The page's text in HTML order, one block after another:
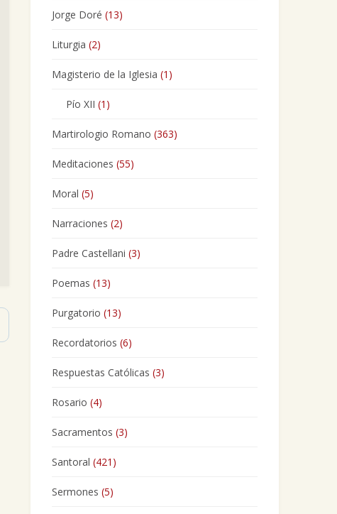
Jorge Doré (13)
Liturgia (2)
Magisterio de la Iglesia (1)
Pío XII (1)
Martirologio Romano (363)
Meditaciones (55)
Moral (5)
Narraciones (2)
Padre Castellani (3)
Poemas (13)
Purgatorio (13)
Recordatorios (6)
Respuestas Católicas (3)
Rosario (4)
Sacramentos (3)
Santoral (421)
Sermones (5)